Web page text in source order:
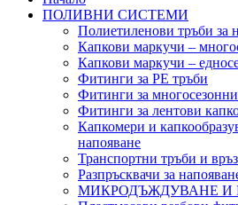
ПОЛИВНИ СИСТЕМИ
Полиетиленови тръби за
Капкови маркучи –
Капкови маркучи –
Фитинги за PE тръби
Фитинги за
Фитинги за лентови
Капкомери и
напояване
Транспортни тръби и
Разпръсквачи за
МИКРОДЪЖДУВАНЕ И